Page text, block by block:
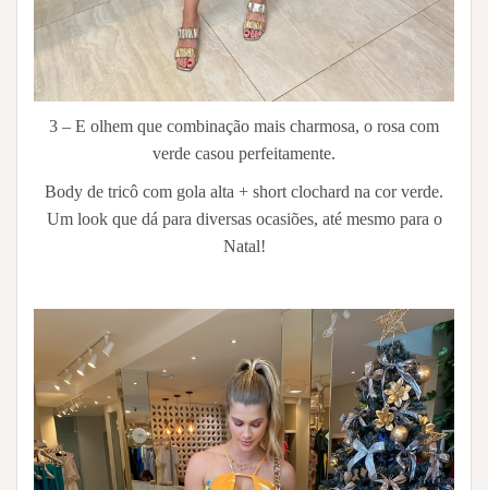
3 – E olhem que combinação mais charmosa, o rosa com
verde casou perfeitamente.
Body de tricô com gola alta + short clochard na cor verde.
Um look que dá para diversas ocasiões, até mesmo para o
Natal!